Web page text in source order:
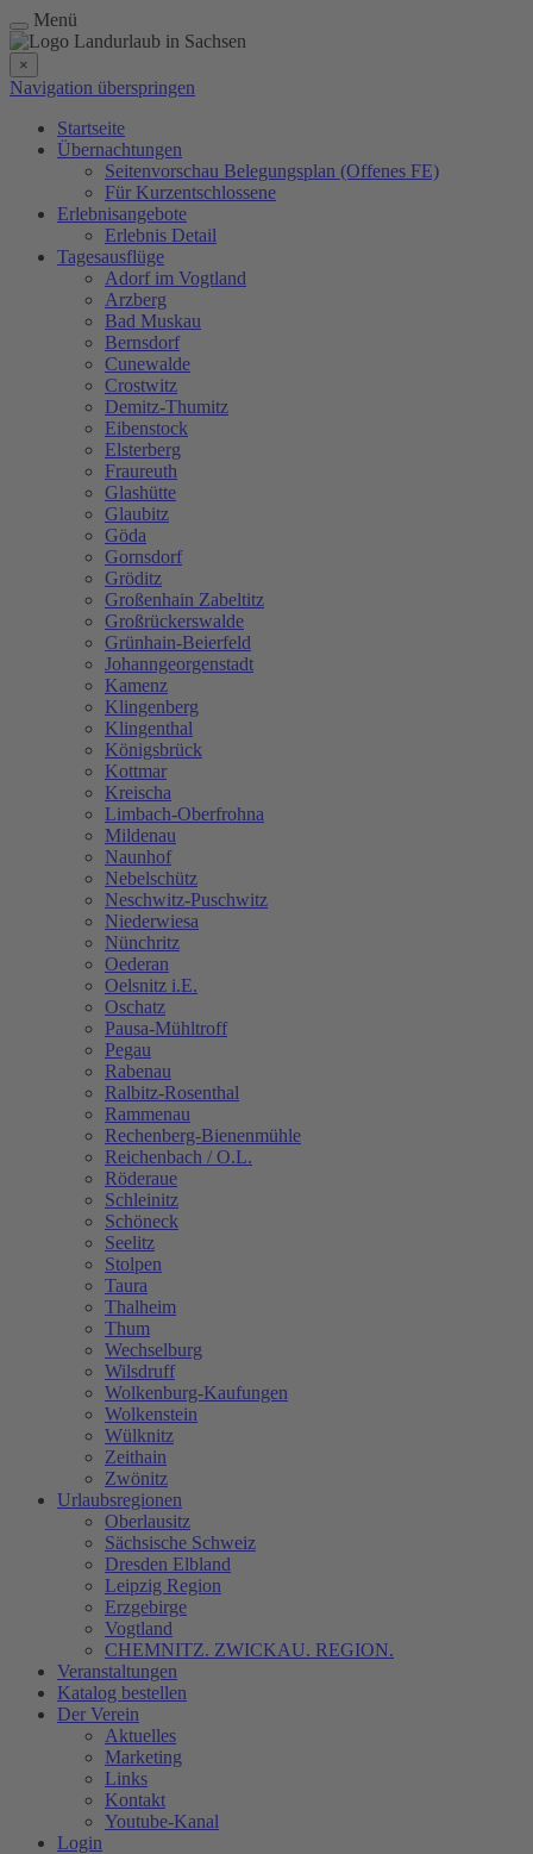
Menü
×
Navigation überspringen
Startseite
Übernachtungen
Seitenvorschau Belegungsplan (Offenes FE)
Für Kurzentschlossene
Erlebnisangebote
Erlebnis Detail
Tagesausflüge
Adorf im Vogtland
Arzberg
Bad Muskau
Bernsdorf
Cunewalde
Crostwitz
Demitz-Thumitz
Eibenstock
Elsterberg
Fraureuth
Glashütte
Glaubitz
Göda
Gornsdorf
Gröditz
Großenhain Zabeltitz
Großrückerswalde
Grünhain-Beierfeld
Johanngeorgenstadt
Kamenz
Klingenberg
Klingenthal
Königsbrück
Kottmar
Kreischa
Limbach-Oberfrohna
Mildenau
Naunhof
Nebelschütz
Neschwitz-Puschwitz
Niederwiesa
Nünchritz
Oederan
Oelsnitz i.E.
Oschatz
Pausa-Mühltroff
Pegau
Rabenau
Ralbitz-Rosenthal
Rammenau
Rechenberg-Bienenmühle
Reichenbach / O.L.
Röderaue
Schleinitz
Schöneck
Seelitz
Stolpen
Taura
Thalheim
Thum
Wechselburg
Wilsdruff
Wolkenburg-Kaufungen
Wolkenstein
Wülknitz
Zeithain
Zwönitz
Urlaubsregionen
Oberlausitz
Sächsische Schweiz
Dresden Elbland
Leipzig Region
Erzgebirge
Vogtland
CHEMNITZ. ZWICKAU. REGION.
Veranstaltungen
Katalog bestellen
Der Verein
Aktuelles
Marketing
Links
Kontakt
Youtube-Kanal
Login